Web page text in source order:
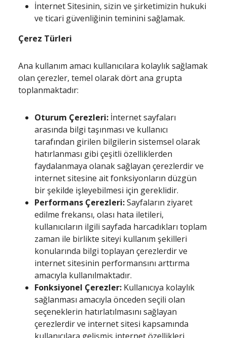
İnternet Sitesinin, sizin ve şirketimizin hukuki
ve ticari güvenliğinin teminini sağlamak.
Çerez Türleri
Ana kullanım amacı kullanıcılara kolaylık sağlamak
olan çerezler, temel olarak dört ana grupta
toplanmaktadır:
Oturum Çerezleri: İnternet sayfaları
arasında bilgi taşınması ve kullanıcı
tarafından girilen bilgilerin sistemsel olarak
hatırlanması gibi çeşitli özelliklerden
faydalanmaya olanak sağlayan çerezlerdir ve
internet sitesine ait fonksiyonların düzgün
bir şekilde işleyebilmesi için gereklidir.
Performans Çerezleri:Sayfaların ziyaret
edilme frekansı, olası hata iletileri,
kullanıcıların ilgili sayfada harcadıkları toplam
zaman ile birlikte siteyi kullanım şekilleri
konularında bilgi toplayan çerezlerdir ve
internet sitesinin performansını arttırma
amacıyla kullanılmaktadır.
Fonksiyonel Çerezler: Kullanıcıya kolaylık
sağlanması amacıyla önceden seçili olan
seçeneklerin hatırlatılmasını sağlayan
çerezlerdir ve internet sitesi kapsamında